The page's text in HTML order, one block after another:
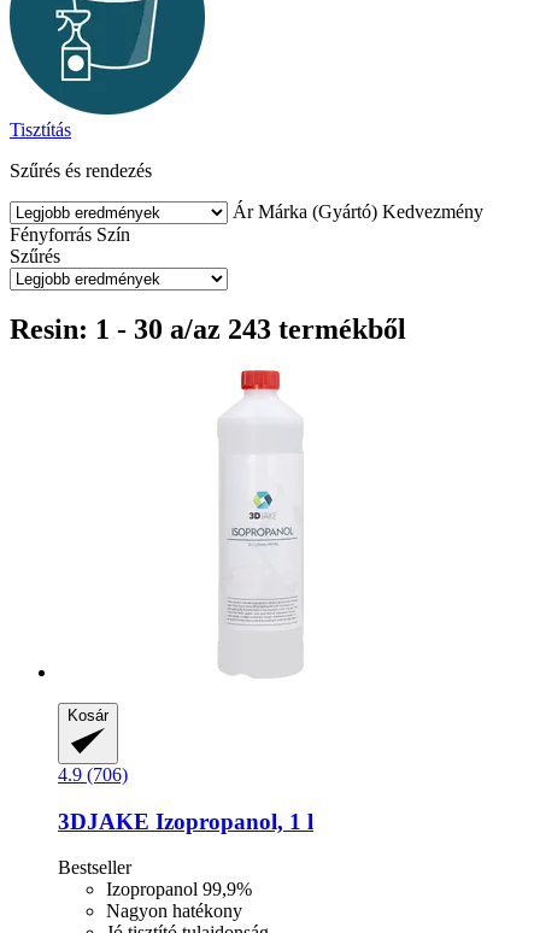
Tisztítás
Szűrés és rendezés
Ár Márka (Gyártó) Kedvezmény
Fényforrás Szín
Szűrés
Resin: 1 - 30 a/az 243 termékből
Kosár
4.9 (706)
3DJAKE Izopropanol, 1 l
Bestseller
Izopropanol 99,9%
Nagyon hatékony